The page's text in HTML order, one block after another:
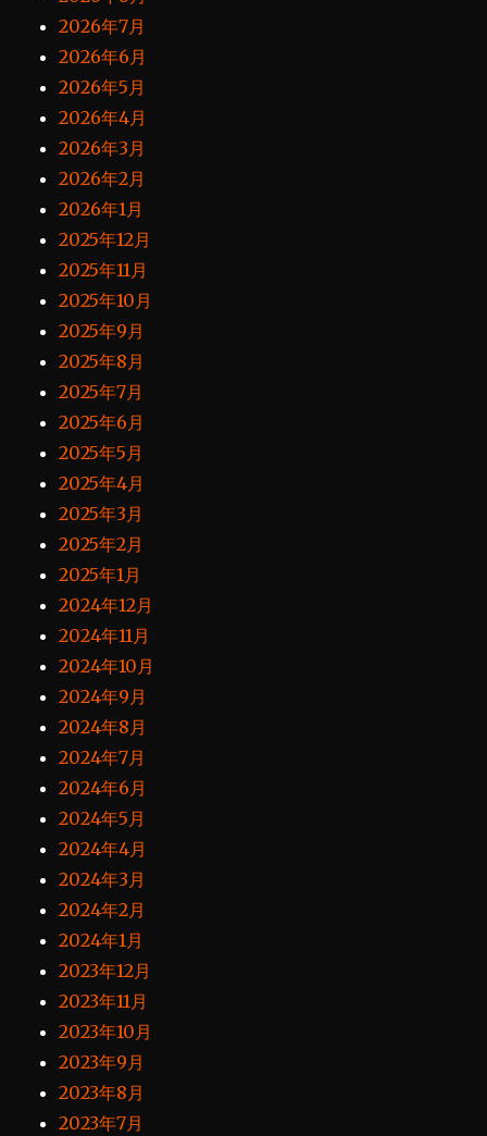
2026年7月
2026年6月
2026年5月
2026年4月
2026年3月
2026年2月
2026年1月
2025年12月
2025年11月
2025年10月
2025年9月
2025年8月
2025年7月
2025年6月
2025年5月
2025年4月
2025年3月
2025年2月
2025年1月
2024年12月
2024年11月
2024年10月
2024年9月
2024年8月
2024年7月
2024年6月
2024年5月
2024年4月
2024年3月
2024年2月
2024年1月
2023年12月
2023年11月
2023年10月
2023年9月
2023年8月
2023年7月